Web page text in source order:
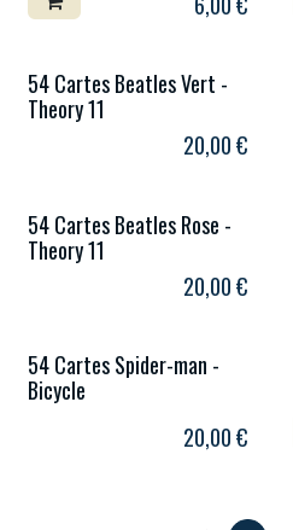
54 Cartes Beatles Vert -
Theory 11
20,00€
54 Cartes Beatles Rose -
Theory 11
20,00€
54 Cartes Spider-man -
Bicycle
20,00€